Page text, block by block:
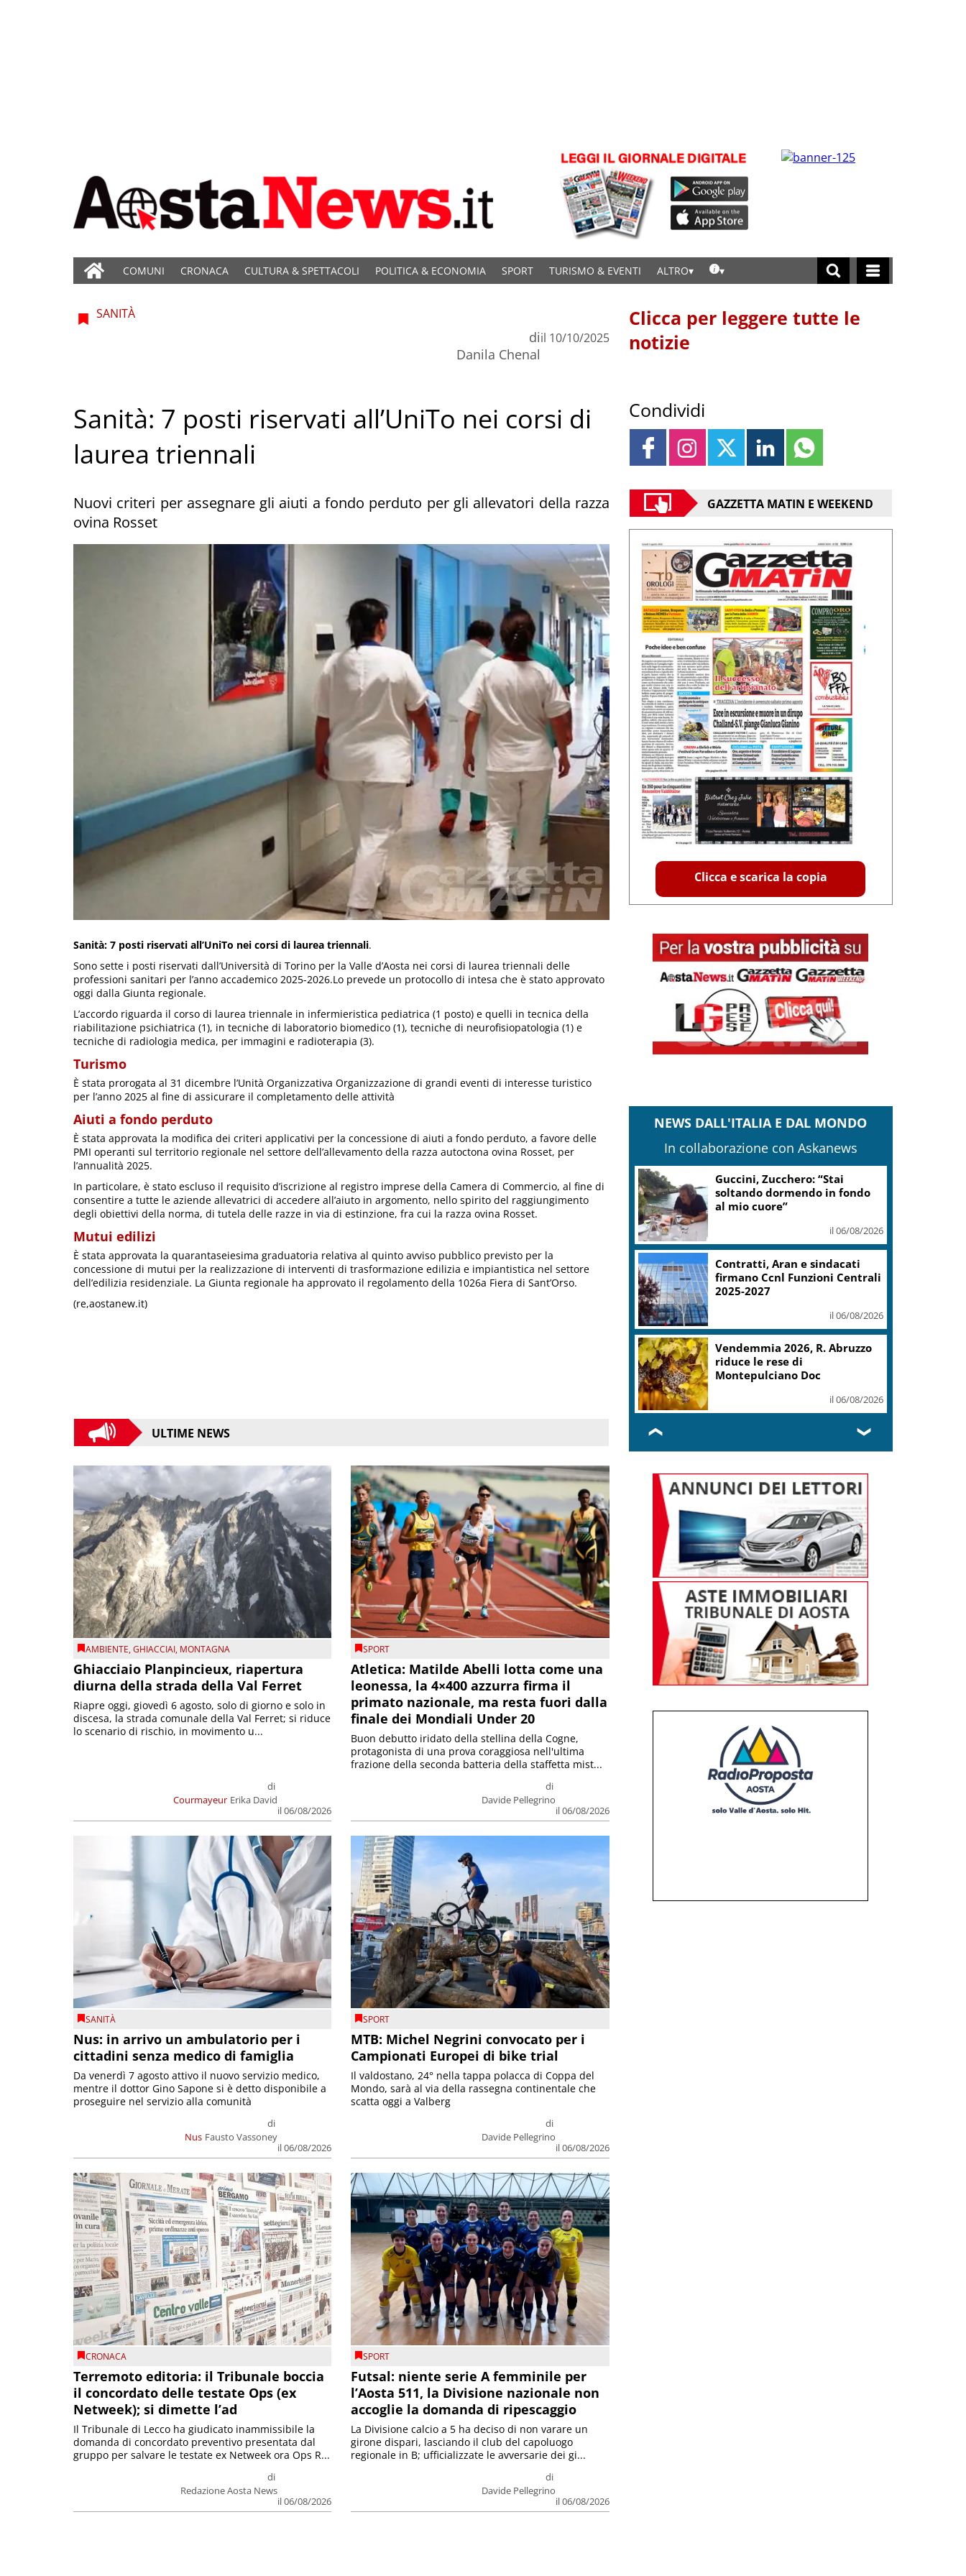
COMUNI CRONACA CULTURA & SPETTACOLI POLITICA & ECONOMIA SPORT TURISMO & EVENTI ALTRO
SANITÀ
di
Danila Chenal
il 10/10/2025
Sanità: 7 posti riservati all’UniTo nei corsi di
laurea triennali
Nuovi criteri per assegnare gli aiuti a fondo perduto per gli allevatori della razza
ovina Rosset
Sanità: 7 posti riservati all’UniTo nei corsi di laurea triennali.
Sono sette i posti riservati dall’Università di Torino per la Valle d’Aosta nei corsi di laurea triennali delle
professioni sanitari per l’anno accademico 2025-2026.Lo prevede un protocollo di intesa che è stato approvato
oggi dalla Giunta regionale.
L’accordo riguarda il corso di laurea triennale in infermieristica pediatrica (1 posto) e quelli in tecnica della
riabilitazione psichiatrica (1), in tecniche di laboratorio biomedico (1), tecniche di neurofisiopatologia (1) e
tecniche di radiologia medica, per immagini e radioterapia (3).
Turismo
È stata prorogata al 31 dicembre l’Unità Organizzativa Organizzazione di grandi eventi di interesse turistico
per l’anno 2025 al fine di assicurare il completamento delle attività
Aiuti a fondo perduto
È stata approvata la modifica dei criteri applicativi per la concessione di aiuti a fondo perduto, a favore delle
PMI operanti sul territorio regionale nel settore dell’allevamento della razza autoctona ovina Rosset, per
l’annualità 2025.
In particolare, è stato escluso il requisito d’iscrizione al registro imprese della Camera di Commercio, al fine di
consentire a tutte le aziende allevatrici di accedere all’aiuto in argomento, nello spirito del raggiungimento
degli obiettivi della norma, di tutela delle razze in via di estinzione, fra cui la razza ovina Rosset.
Mutui edilizi
È stata approvata la quarantaseiesima graduatoria relativa al quinto avviso pubblico previsto per la
concessione di mutui per la realizzazione di interventi di trasformazione edilizia e impiantistica nel settore
dell’edilizia residenziale. La Giunta regionale ha approvato il regolamento della 1026a Fiera di Sant’Orso.
(re,aostanew.it)
ULTIME NEWS
AMBIENTE,GHIACCIAI, MONTAGNA
Ghiacciaio Planpincieux, riapertura
diurna della strada della Val Ferret
Courmayeur
di
Erika David
il 06/08/2026
Riapre oggi, giovedì 6 agosto, solo di giorno e solo in
discesa, la strada comunale della Val Ferret; si riduce
lo scenario di rischio, in movimento u...
SPORT
Atletica: Matilde Abelli lotta come una
leonessa, la 4×400 azzurra firma il
primato nazionale, ma resta fuori dalla
finale dei Mondiali Under 20
di
Davide Pellegrino
il 06/08/2026
Buon debutto iridato della stellina della Cogne,
protagonista di una prova coraggiosa nell'ultima
frazione della seconda batteria della staffetta mist...
SANITÀ
Nus: in arrivo un ambulatorio per i
cittadini senza medico di famiglia
Nus
di
Fausto Vassoney
il 06/08/2026
Da venerdì 7 agosto attivo il nuovo servizio medico,
mentre il dottor Gino Sapone si è detto disponibile a
proseguire nel servizio alla comunità
SPORT
MTB: Michel Negrini convocato per i
Campionati Europei di bike trial
di
Davide Pellegrino
il 06/08/2026
Il valdostano, 24° nella tappa polacca di Coppa del
Mondo, sarà al via della rassegna continentale che
scatta oggi a Valberg
CRONACA
Terremoto editoria: il Tribunale boccia
il concordato delle testate Ops (ex
Netweek); si dimette l’ad
di
Redazione Aosta News
il 06/08/2026
Il Tribunale di Lecco ha giudicato inammissibile la
domanda di concordato preventivo presentata dal
gruppo per salvare le testate ex Netweek ora Ops R...
SPORT
Futsal: niente serie A femminile per
l’Aosta 511, la Divisione nazionale non
accoglie la domanda di ripescaggio
di
Davide Pellegrino
il 06/08/2026
La Divisione calcio a 5 ha deciso di non varare un
girone dispari, lasciando il club del capoluogo
regionale in B; ufficializzate le avversarie dei gi...
Clicca per leggere tutte le
notizie
Condividi
GAZZETTA MATIN E WEEKEND
Clicca e scarica la copia
NEWS DALL'ITALIA E DAL MONDO
In collaborazione con Askanews
Guccini, Venditti: “Mancherai
al futuro e a tutti noi”
Guccini, Cristiano De André:
voce libera, tra poesia e
impegno civile
Commerzbank, Orlopp: non
prevediamo cambiamenti su
governance a breve
il 06/08/2026
❮ ❯